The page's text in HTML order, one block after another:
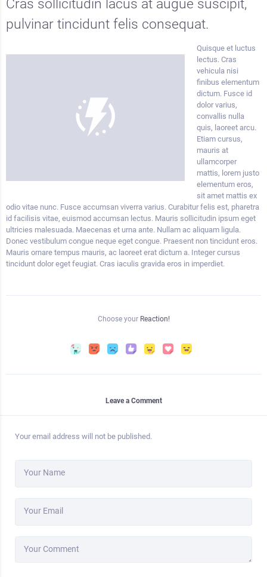
Cras sollicitudin lacus at augue suscipit,
pulvinar tincidunt felis consequat.
Quisque et luctus
lectus. Cras
vehicula nisi
finibus elementum
dictum. Fusce id
dolor varius,
convallis nulla
quis, laoreet arcu.
Etiam cursus,
mauris at
ullamcorper
mattis, lorem justo
elementum eros,
sit amet mattis ex
odio vitae nunc. Fusce accumsan viverra varius. Curabitur felis est, pharetra
id facilisis vitae, euismod accumsan lectus. Mauris sollicitudin ipsum eget
ultricies malesuada. Maecenas et urna ante. Nullam ac aliquam ligula.
Donec vestibulum congue neque eget congue. Praesent non tincidunt eros.
Mauris ornare tempus mauris, ac laoreet erat dictum a. Integer cursus
tincidunt dolor eget feugiat. Cras iaculis gravida eros in imperdiet.
Choose your Reaction!
Leave a Comment
Your email address will not be published.
Your Name
Your Email
Your Comment